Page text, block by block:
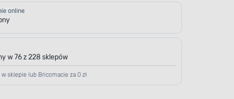
online
w 76 z 228 sklepów
w sklepie lub Bricomacie za 0 zł